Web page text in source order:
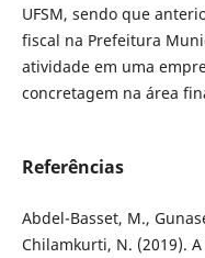
UFSM, sendo que
fiscal na Prefeitura
atividade em uma
concretagem na área
Referências
Abdel-Basset, M.,
Chilamkurti, N. (2019).